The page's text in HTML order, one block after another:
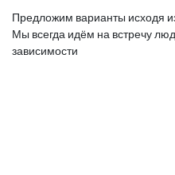
Предложим варианты исходя
Мы всегда идём на встречу
зависимости